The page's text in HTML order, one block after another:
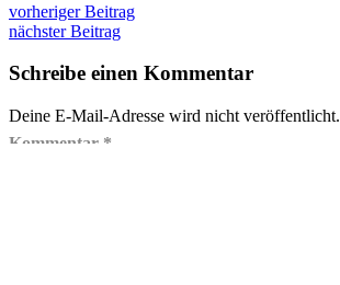
vorheriger Beitrag
nächster Beitrag
Schreibe einen Kommentar
Deine E-Mail-Adresse wird nicht veröffentlicht.
Kommentar *